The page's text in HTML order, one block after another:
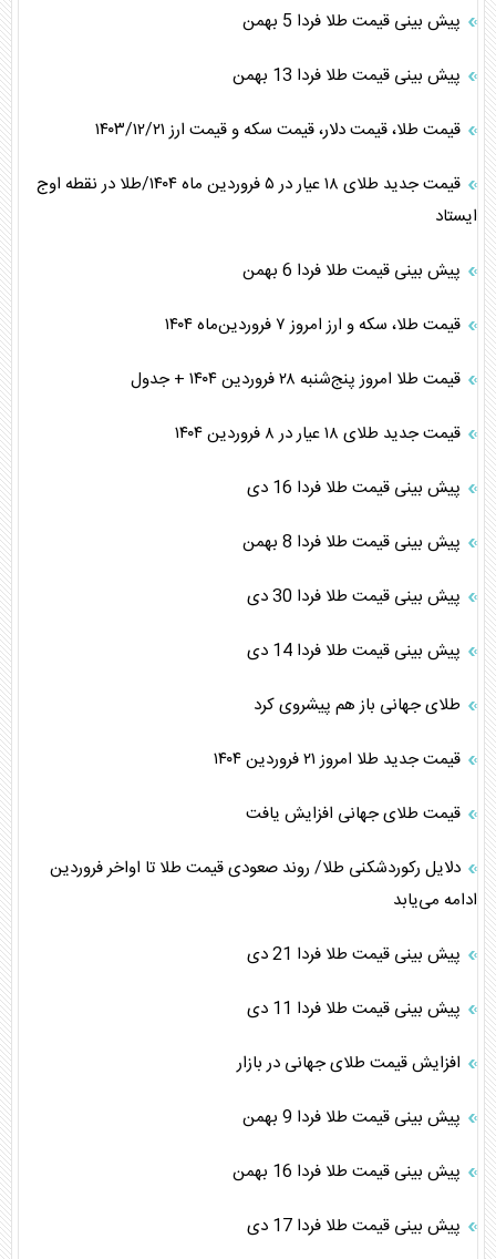
پیش بینی قیمت طلا فردا 5 بهمن
پیش بینی قیمت طلا فردا 13 بهمن
قیمت طلا، قیمت دلار، قیمت سکه و قیمت ارز ۱۴۰۳/۱۲/۲۱
قیمت جدید طلای ۱۸ عیار در ۵ فروردین ماه ۱۴۰۴/طلا در نقطه اوج
ایستاد
پیش بینی قیمت طلا فردا 6 بهمن
قیمت طلا، سکه و ارز امروز ۷ فروردین‌ماه ۱۴۰۴
قیمت طلا امروز پنج‌شنبه ۲۸ فروردین ۱۴۰۴ + جدول
قیمت جدید طلای ۱۸ عیار در ۸ فروردین ۱۴۰۴
پیش بینی قیمت طلا فردا 16 دی
پیش بینی قیمت طلا فردا 8 بهمن
پیش بینی قیمت طلا فردا 30 دی
پیش بینی قیمت طلا فردا 14 دی
طلای جهانی باز هم پیشروی کرد
قیمت جدید طلا امروز ۲۱ فروردین ۱۴۰۴
قیمت طلای جهانی افزایش یافت
دلایل رکوردشکنی طلا/ روند صعودی قیمت طلا تا اواخر فروردین
ادامه می‌یابد
پیش بینی قیمت طلا فردا 21 دی
پیش بینی قیمت طلا فردا 11 دی
افزایش قیمت طلای جهانی در بازار
پیش بینی قیمت طلا فردا 9 بهمن
پیش بینی قیمت طلا فردا 16 بهمن
پیش بینی قیمت طلا فردا 17 دی